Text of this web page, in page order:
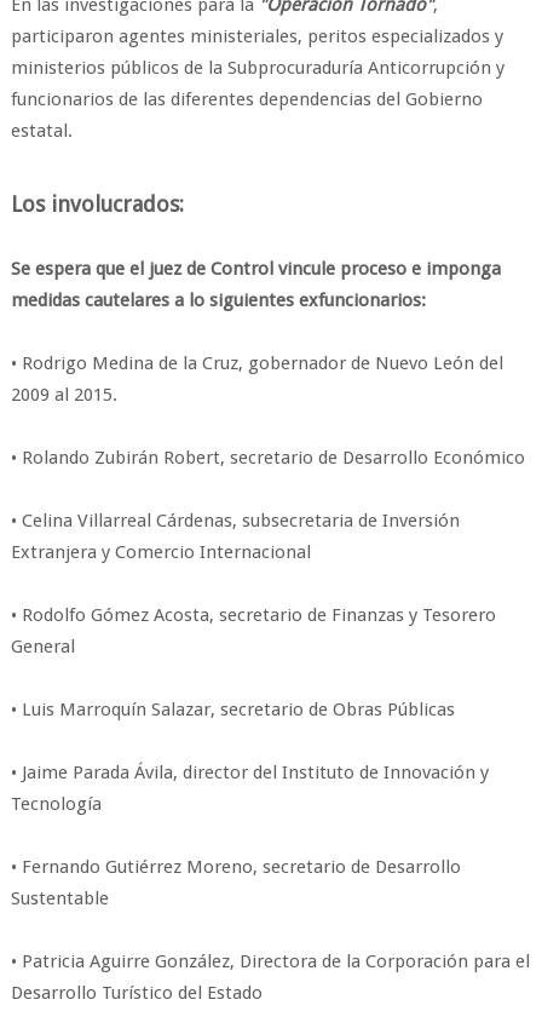
En las investigaciones para la "Operación Tornado",
participaron agentes ministeriales, peritos especializados y
ministerios públicos de la Subprocuraduría Anticorrupción y
funcionarios de las diferentes dependencias del Gobierno
estatal.
Los involucrados:
Se espera que el juez de Control vincule proceso e imponga
medidas cautelares a lo siguientes exfuncionarios:
• Rodrigo Medina de la Cruz, gobernador de Nuevo León del
2009 al 2015.
• Rolando Zubirán Robert, secretario de Desarrollo Económico
• Celina Villarreal Cárdenas, subsecretaria de Inversión
Extranjera y Comercio Internacional
• Rodolfo Gómez Acosta, secretario de Finanzas y Tesorero
General
• Luis Marroquín Salazar, secretario de Obras Públicas
• Jaime Parada Ávila, director del Instituto de Innovación y
Tecnología
• Fernando Gutiérrez Moreno, secretario de Desarrollo
Sustentable
• Patricia Aguirre González, Directora de la Corporación para el
Desarrollo Turístico del Estado